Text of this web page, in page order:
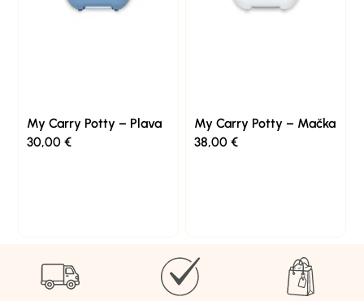
My Carry Potty – Plava
30,00€
My Carry Potty – Mačka
38,00 €